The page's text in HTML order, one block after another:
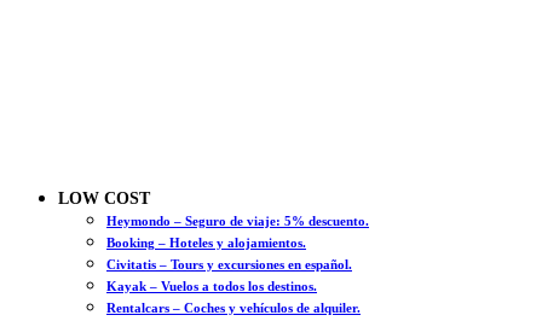
LOW COST
Heymondo – Seguro de viaje: 5% descuento.
Booking – Hoteles y alojamientos.
Civitatis – Tours y excursiones en español.
Kayak – Vuelos a todos los destinos.
Rentalcars – Coches y vehículos de alquiler.